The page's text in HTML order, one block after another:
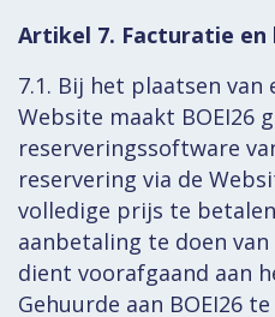
Artikel 7. Facturatie en
7.1. Bij het plaatsen van
Website maakt BOEI26
reserveringssoftware
reservering via de
volledige prijs te
aanbetaling te doen
dient voorafgaand aan
Gehuurde aan BOEI26